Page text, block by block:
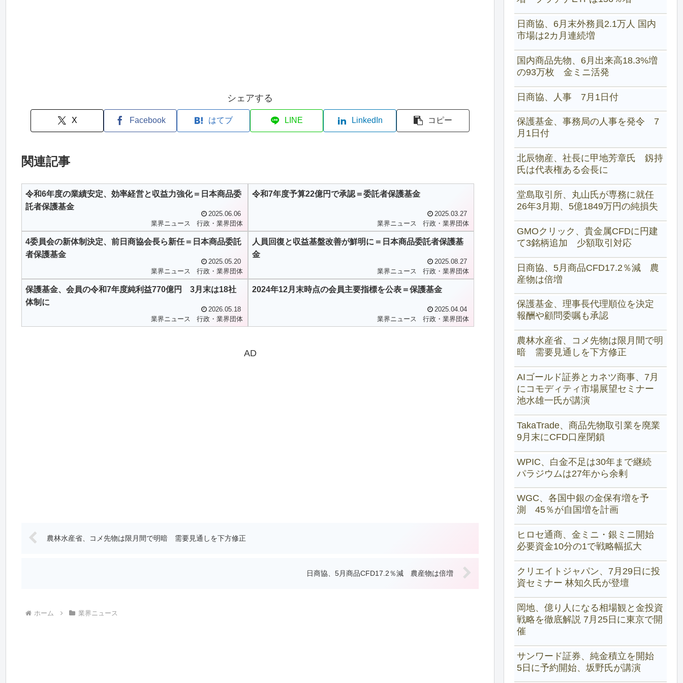
シェアする
X Facebook はてブ LINE LinkedIn コピー
関連記事
令和6年度の業績安定、効率経営と収益力強化＝日本商品委
託者保護基金
2025.06.06
業界ニュース
行政・業界団体
令和7年度予算22億円で承認＝委託者保護基金
2025.03.27
業界ニュース
行政・業界団体
4委員会の新体制決定、前日商協会長ら新任＝日本商品委託
者保護基金
2025.05.20
業界ニュース
行政・業界団体
人員回復と収益基盤改善が鮮明に＝日本商品委託者保護基
金
2025.08.27
業界ニュース
行政・業界団体
保護基金、会員の令和7年度純利益770億円 3月末は18社
体制に
2026.05.18
業界ニュース
行政・業界団体
2024年12月末時点の会員主要指標を公表＝保護基金
2025.04.04
業界ニュース
行政・業界団体
AD
農林水産省、コメ先物は限月間で明暗 需要見通しを下方修正
日商協、5月商品CFD17.2％減 農産物は倍増
ホーム 業界ニュース
日商協、6月末外務員2.1万人 国内
市場は2カ月連続増
国内商品先物、6月出来高18.3%増
の93万枚 金ミニ活発
日商協、人事 7月1日付
保護基金、事務局の人事を発令 7
月1日付
北辰物産、社長に甲地芳章氏 釼持
氏は代表権ある会長に
堂島取引所、丸山氏が専務に就任
26年3月期、5億1849万円の純損失
GMOクリック、貴金属CFDに円建
て3銘柄追加 少額取引対応
日商協、5月商品CFD17.2％減 農
産物は倍増
保護基金、理事長代理順位を決定
報酬や顧問委嘱も承認
農林水産省、コメ先物は限月間で明
暗 需要見通しを下方修正
AIゴールド証券とカネツ商事、7月
にコモディティ市場展望セミナー
池水雄一氏が講演
TakaTrade、商品先物取引業を廃業
9月末にCFD口座閉鎖
WPIC、白金不足は30年まで継続
パラジウムは27年から余剰
WGC、各国中銀の金保有増を予
測 45％が自国増を計画
ヒロセ通商、金ミニ・銀ミニ開始
必要資金10分の1で戦略幅拡大
クリエイトジャパン、7月29日に投
資セミナー 林知久氏が登壇
岡地、億り人になる相場観と金投資
戦略を徹底解説 7月25日に東京で開
催
サンワード証券、純金積立を開始
5日に予約開始、坂野氏が講演